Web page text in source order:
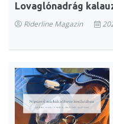
Lovaglónadrág
Riderline Magazin